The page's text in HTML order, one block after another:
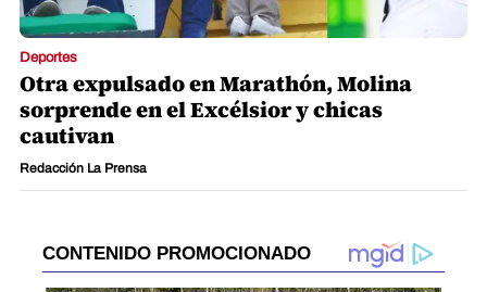
Deportes
Otra expulsado en Marathón, Molina
sorprende en el Excélsior y chicas
cautivan
Redacción La Prensa